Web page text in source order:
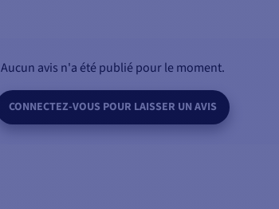
Aucun avis n'a été publié pour le moment.
CONNECTEZ-VOUS POUR LAISSER UN AVIS